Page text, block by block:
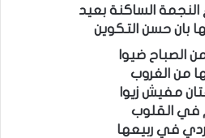
الساكنة بعيد
بان حسن التكوين
الصباح ضيوا
من الغروب
مفيش زيوا
في القلوب
في ربيعها